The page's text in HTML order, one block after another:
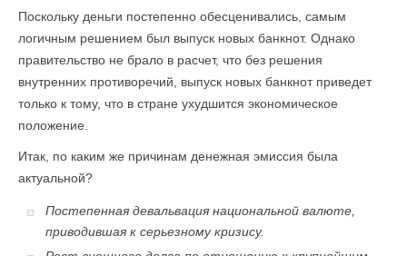
Поскольку деньги постепенно обесценивались, самым
логичным решением был выпуск новых банкнот. Однако
правительство не брало в расчет, что без решения
внутренних противоречий, выпуск новых банкнот приведет
только к тому, что в стране ухудшится экономическое
положение.
Итак, по каким же причинам денежная эмиссия была
актуальной?
Постепенная девальвация национальной валюте,
приводившая к серьезному кризису.